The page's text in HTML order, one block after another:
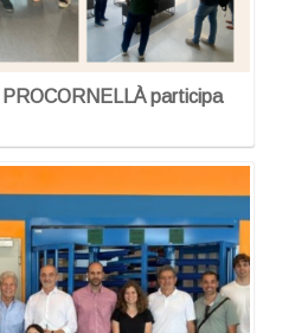
PROCORNELLÀ participa